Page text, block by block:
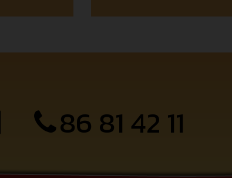
86 81 42 11